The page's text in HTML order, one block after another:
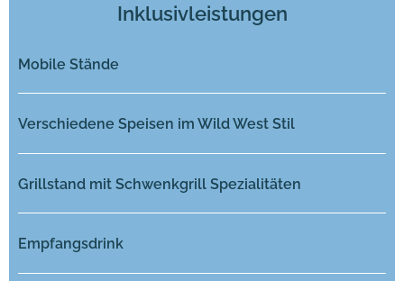
Inklusivleistungen
Mobile Stände
Verschiedene Speisen im Wild West Stil
Grillstand mit Schwenkgrill Spezialitäten
Empfangsdrink